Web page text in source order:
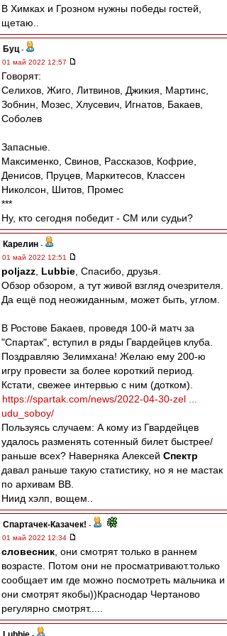
В Химках и Грозном нужны победы гостей,
щетаю..
Буц -
01 май 2022 12:57
Говорят:
Селихов, Жиго, Литвинов, Джикия, Мартинс,
Зобнин, Мозес, Хлусевич, Игнатов, Бакаев,
Соболев
Запасные.
Максименко, Свинов, Рассказов, Кофрие,
Денисов, Пруцев, Маркитесов, Классен
Николсон, Шитов, Промес
***
Ну, кто сегодня победит - СМ или судьи?
Карелин -
01 май 2022 12:51
poljazz Lubbie , Спасибо, друзья.
Обзор обзором, а тут живой взгляд очезрителя.
Да ещё под неожиданным, может быть, углом.
В Ростове Бакаев, проведя 100-й матч за
"Спартак", вступил в ряды Гвардейцев клуба.
Поздравляю Зелимхана! Желаю ему 200-ю
игру провести за более короткий период.
Кстати, свежее интервью с ним (дотком).
https://spartak.com/news/2022-04-30-zel ...
udu_soboy/
Пользуясь случаем: А кому из Гвардейцев
удалось разменять сотенный билет быстрее/
раньше всех? Наверняка Алексей Спектр
давал раньше такую статистику, но я не мастак
по архивам ВВ.
Ниид хэлп, вощем..
Спартачек-Казачек! -
01 май 2022 12:34
словесник , они смотрят только в раннем
возрасте. Потом они не просматривают.только
сообщает им где можно посмотреть мальчика и
они смотрят якобы))Краснодар Чертаново
регулярно смотрят.....